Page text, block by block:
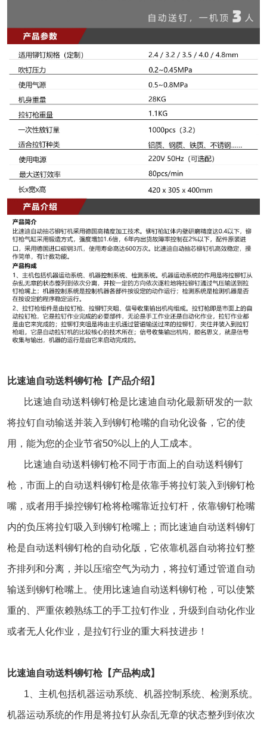
比速迪自动送料铆钉枪【产品介绍】
比速迪 自动送料铆钉枪是比速迪自动化最新研发的一款
将拉钉自动输送并装入到铆钉枪嘴的自动化设备，它的使
用，能为您的企业节省50%以上的人工成本。
比速迪自动送料铆钉枪不同于市面上的自动送料铆钉
枪，市面上的自动送料铆钉枪是依靠手将拉钉装入到铆钉枪
嘴，或者用手操控铆钉枪将枪嘴靠近拉钉杆，依靠铆钉枪嘴
内的负压将拉钉吸入到铆钉枪嘴上；而比速迪自动送料铆钉
枪是自动送料铆钉枪的自动化版，它依靠机器自动将拉钉整
齐排列和分离，并以压缩空气为动力，将拉钉通过管道自动
输送到铆钉枪嘴上。使用比速迪自动送料铆钉枪，可以使繁
重的、严重依赖熟练工的手工拉钉作业，升级到自动化作业
或者无人化作业，是拉钉行业的重大科技进步！
比速迪自动送料铆钉枪【产品构成】
1、主机包括机器运动系统、机器控制系统、检测系统。
机器运动系统的作用是将拉钉从杂乱无章的状态整列到依次